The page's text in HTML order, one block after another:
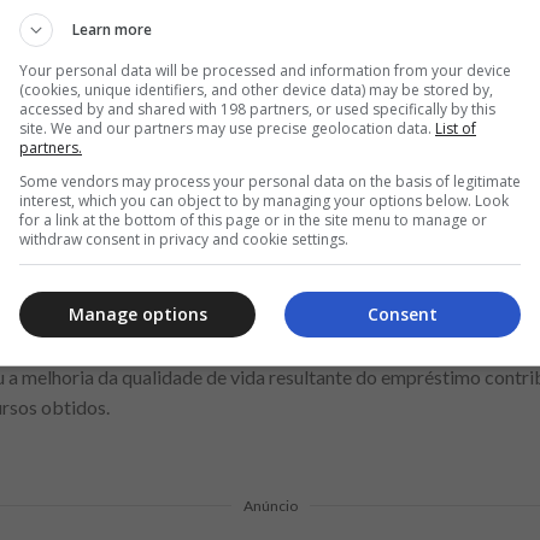
sua capacidade real de pagamento antes de contratar novos
o controle das finanças exige disciplina e acompanhamento
crédito deve estar alinhado a um planejamento financeiro
renda disponível.
garante um uso mais eficiente do recurso
é fundamental. Utilizar o empréstimo para pagar
pode ser uma decisão vantajosa. Evite usar o crédito para
bem definida, o risco de arrependimento ou prejuízo
definir objetivos claros auxilia no acompanhamento do uso do
melhoria da qualidade de vida resultante do empréstimo
obtidos.
Anúncio
Learn more
Your personal data will be processed and information from your device
(cookies, unique identifiers, and other device data) may be stored by,
accessed by and shared with 198 partners, or used specifically by this
site. We and our partners may use precise geolocation data. List of
partners.
Some vendors may process your personal data on the basis of legitimate
interest, which you can object to by managing your options below. Look
for a link at the bottom of this page or in the site menu to manage or
withdraw consent in privacy and cookie settings.
Consent
Manage options